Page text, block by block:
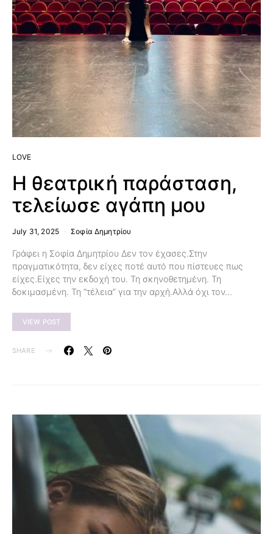
LOVE
Η θεατρική παράσταση,
τελείωσε αγάπη μου
July 31, 2025 Σοφία Δημητρίου
Γράφει η Σοφία Δημητρίου Δεν τον έχασες.Στην
πραγματικότητα, δεν είχες ποτέ αυτό που πίστευες πως
είχες.Είχες την εκδοχή του. Τη σκηνοθετημένη. Τη
δοκιμασμένη. Τη “τέλεια” για την αρχή.Αλλά όχι τον…
VIEW POST
SHARE